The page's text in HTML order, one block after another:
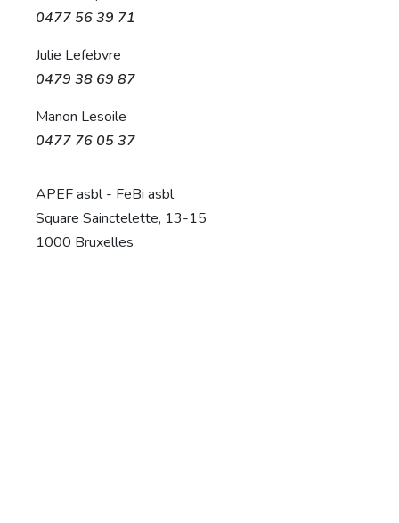
0477 56 39 71
Julie Lefebvre
0479 38 69 87
Manon Lesoile
0477 76 05 37
APEF asbl - FeBi asbl
Square Sainctelette, 13-15
1000 Bruxelles